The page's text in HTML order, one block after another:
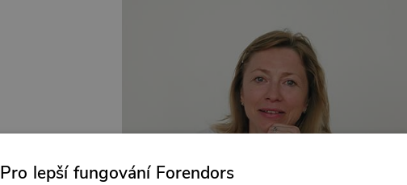
Pro lepší fungování Forendors